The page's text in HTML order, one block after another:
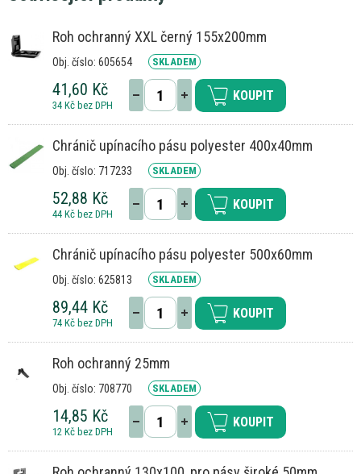
Roh ochranný XXL černý 155x200mm
Obj. číslo: 605654 SKLADEM
41,60 Kč
34 Kč bez DPH
KOUPIT
Chránič upínacího pásu polyester 400x40mm
Obj. číslo: 717233 SKLADEM
52,88 Kč
44 Kč bez DPH
KOUPIT
Chránič upínacího pásu polyester 500x60mm
Obj. číslo: 625813 SKLADEM
89,44 Kč
74 Kč bez DPH
KOUPIT
Roh ochranný 25mm
Obj. číslo: 708770 SKLADEM
14,85 Kč
12 Kč bez DPH
KOUPIT